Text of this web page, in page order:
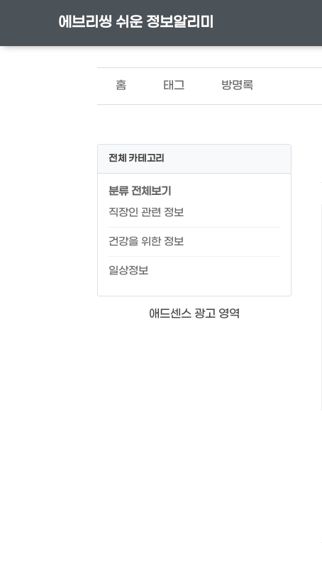
에브리씽 쉬운 정보알리미
홈 태그 방명록
전체 카테고리
분류 전체보기
직장인 관련 정보
건강을 위한 정보
일상정보
애드센스 광고 영역